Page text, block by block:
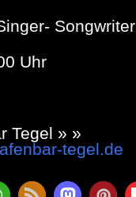
Songwriter
Uhr
Tegel » »
tegel.de